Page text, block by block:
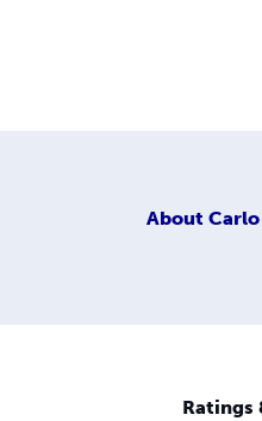
About
Ratings